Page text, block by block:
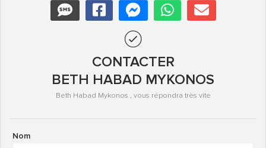
CONTACTER
BETH HABAD MYKONOS
Beth Habad Mykonos , vous répondra très vite
Nom